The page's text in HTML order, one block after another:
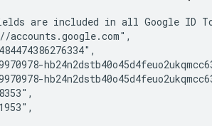
are included in all Google ID